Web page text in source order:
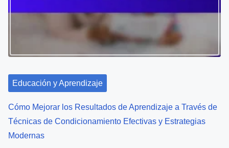
nEducación y Aprendizaje
Cómo Mejorar los Resultados de Aprendizaje a Través de
Técnicas de Condicionamiento Efectivas y Estrategias
Modernas